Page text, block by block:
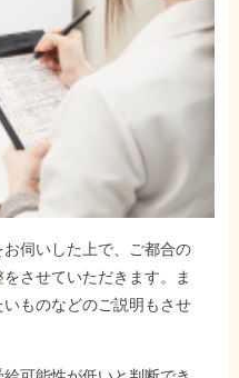
伺いした上で、ご都合の
させていただきます。ま
ものなどのご説明もさせ